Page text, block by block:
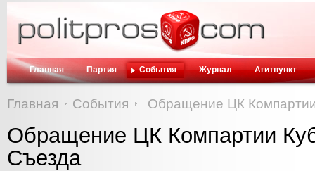
Главная Партия События Журнал Агитпункт
Главная События Обращение ЦК
Обращение ЦК Компартии
Съезда